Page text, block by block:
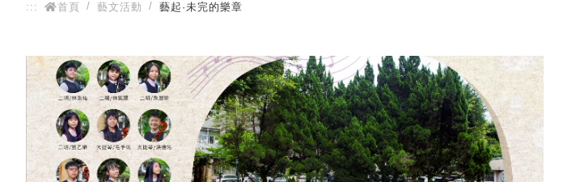
::: 首頁 藝文活動 藝起·未完的樂章